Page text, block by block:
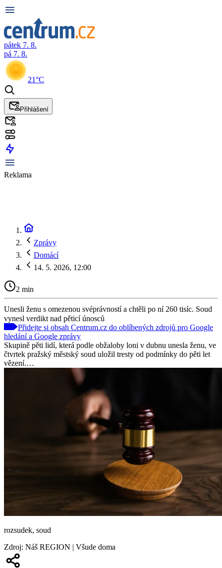
pátek 7. 8.
pá 7. 8.
21°C
Přihlášení
Reklama
Zprávy
Domácí
14. 5. 2026, 12:00
2 min
Unesli ženu s omezenou svéprávností a chtěli po ní 260 tisíc. Soud
vynesl verdikt nad pěticí únosců
Přidejte si obsah Centrum.cz do oblíbených zdrojů pro Google
hledání a Google zprávy
Skupině pěti lidí, která podle obžaloby loni v dubnu unesla ženu, ve
čtvrtek pražský městský soud uložil tresty od podmínky do pěti let
vězení.…
rozsudek, soud
Zdroj: Náš REGION | Všude doma